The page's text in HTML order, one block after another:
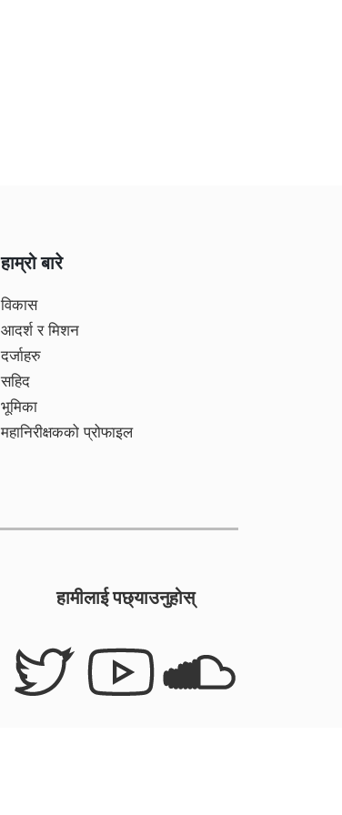
हाम्रो बारे
विकास
आदर्श र मिशन
दर्जाहरु
सहिद
भूमिका
महानिरीक्षकको प्रोफाइल
हामीलाई पछ्याउनुहोस्